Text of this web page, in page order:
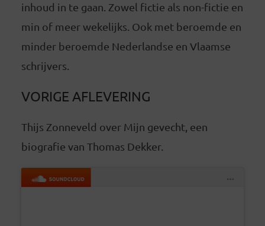
inhoud in te gaan. Zowel fictie als non-fictie en
min of meer wekelijks. Ook met beroemde en
minder beroemde Nederlandse en Vlaamse
schrijvers.
VORIGE AFLEVERING
Thijs Zonneveld over Mijn gevecht, een
biografie van Thomas Dekker.